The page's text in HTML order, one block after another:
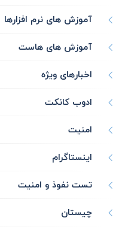
آموزش های نرم افزارها
آموزش های هاست
اخبارهای ویژه
ادوب کانکت
امنیت
اینستاگرام
تست نفوذ و امنیت
چیستان